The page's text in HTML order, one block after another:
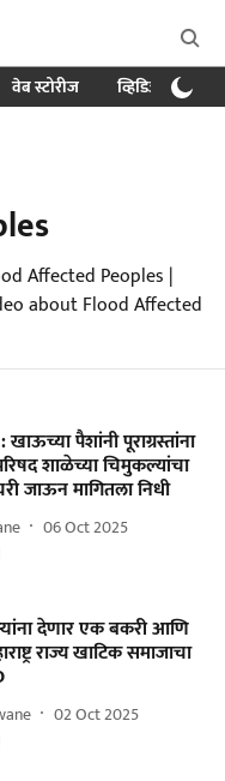
वेब स्टोरीज व्हिडिओ
Affected Peoples |
about Flood Affected
पैशांनी पूराग्रस्तांना
शाळेच्या चिमुकल्यांचा
जाऊन मागितला निधी
06 Oct 2025
देणार एक बकरी आणि
राज्य खाटिक समाजाचा
02 Oct 2025